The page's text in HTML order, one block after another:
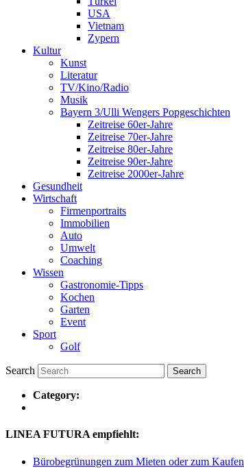
USA
Vietnam
Zypern
Kultur
Kunst
Literatur
TV/Kino/Radio
Musik
Bayern 3/Ulli Wengers Popgeschichten
Zeitreise 60er-Jahre
Zeitreise 70er-Jahre
Zeitreise 80er-Jahre
Zeitreise 90er-Jahre
Zeitreise 2000er-Jahre
Gesundheit
Wirtschaft
Firmenportraits
Immobilien
Auto
Umwelt
Coaching
Wissen
Gastronomie-Tipps
Kochen
Garten
Event
Sport
Golf
Search
Category:
LINEA FUTURA empfiehlt:
Bürobegrünungen zum Mieten oder zum Kaufen